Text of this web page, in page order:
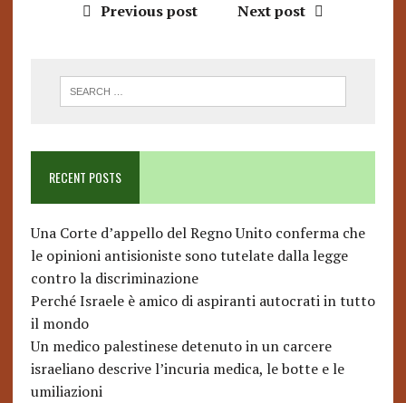
Previous post Next post
RECENT POSTS
Una Corte d’appello del Regno Unito conferma che
le opinioni antisioniste sono tutelate dalla legge
contro la discriminazione
Perché Israele è amico di aspiranti autocrati in tutto
il mondo
Un medico palestinese detenuto in un carcere
israeliano descrive l’incuria medica, le botte e le
umiliazioni